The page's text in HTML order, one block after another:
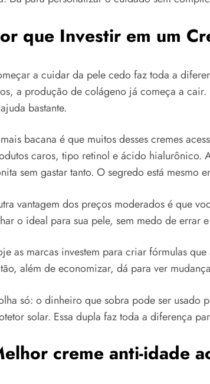
que Investir em um
a cuidar da pele cedo faz toda a
a produção de colágeno já começa a
bastante.
bacana é que muitos desses cremes
caros, tipo retinol e ácido hialurônico.
sem gastar tanto. O segredo está mesmo
vantagem dos preços moderados é que
o ideal para sua pele, sem medo de errar
as marcas investem para criar fórmulas
além de economizar, dá para ver
só: o dinheiro que sobra pode ser usado
solar. Essa dupla faz toda a diferença
creme anti-idade